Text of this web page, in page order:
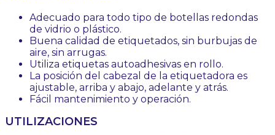
Adecuado para todo tipo de botellas redondas
de vidrio o plástico.
Buena calidad de etiquetados, sin burbujas de
aire, sin arrugas.
Utiliza etiquetas autoadhesivas en rollo.
La posición del cabezal de la etiquetadora es
ajustable, arriba y abajo, adelante y atrás.
Fácil mantenimiento y operación.
UTILIZACIONES